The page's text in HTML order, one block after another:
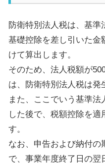
防衛特別法人税は、基準
基礎控除を差し引いた金
けて算出します。
そのため、法人税額が
は、防衛特別法人税は発
また、ここでいう基準
した後で、税額控除を適
す。
なお、申告および納付の
で、事業年度終了日の翌